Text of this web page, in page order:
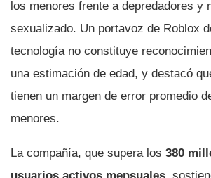
los menores frente a depredadores y
sexualizado. Un portavoz de Roblox
tecnología no constituye
una estimación de edad, y destacó
tienen un margen de error promedio
menores.
La compañía, que supera los 380